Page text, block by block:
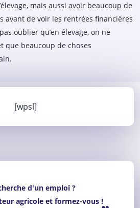
mais aussi avoir beaucoup de
avant de voir les rentrées financières
oublier qu’en élevage, on ne
que beaucoup de choses
[wpsl]
d'un emploi ?
agricole et formez-vous !